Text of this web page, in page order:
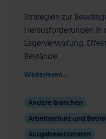
Strategien zur
Herausforderungen in
Lagerverwaltung.
Bestände.
Weiterlesen...
Andere Branchen
Arbeitsschutz und
Ausgabeautomaten